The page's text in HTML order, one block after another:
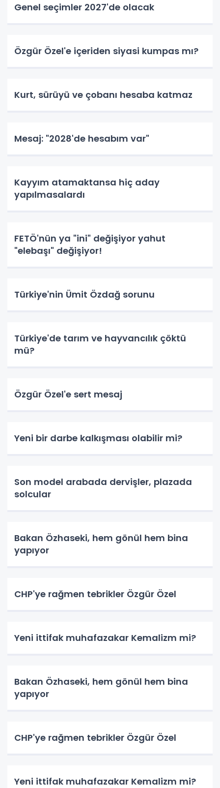
Genel seçimler 2027'de olacak
Özgür Özel'e içeriden siyasi kumpas mı?
Kurt, sürüyü ve çobanı hesaba katmaz
Mesaj: "2028'de hesabım var"
Kayyım atamaktansa hiç aday
yapılmasalardı
FETÖ'nün ya "ini" değişiyor yahut
"elebaşı" değişiyor!
Türkiye'nin Ümit Özdağ sorunu
Türkiye'de tarım ve hayvancılık çöktü
mü?
Özgür Özel'e sert mesaj
Yeni bir darbe kalkışması olabilir mi?
Son model arabada dervişler, plazada
solcular
Bakan Özhaseki, hem gönül hem bina
yapıyor
CHP'ye rağmen tebrikler Özgür Özel
Yeni ittifak muhafazakar Kemalizm mi?
Bakan Özhaseki, hem gönül hem bina
yapıyor
CHP'ye rağmen tebrikler Özgür Özel
Yeni ittifak muhafazakar Kemalizm mi?